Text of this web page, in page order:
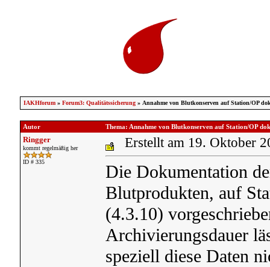
IAKHforum» Forum3: Qualitätssicherung» Annahme von Blutkonserven auf Station/OP
Autor Thema: Annahme von Blutkonserven auf Station/OP
Ringger
kommt regelmäßig her
ID # 335
Erstellt am 19. Oktober
Die Dokumentation
Blutprodukten, auf
(4.3.10)
Archivierungsdauer
speziell diese Daten